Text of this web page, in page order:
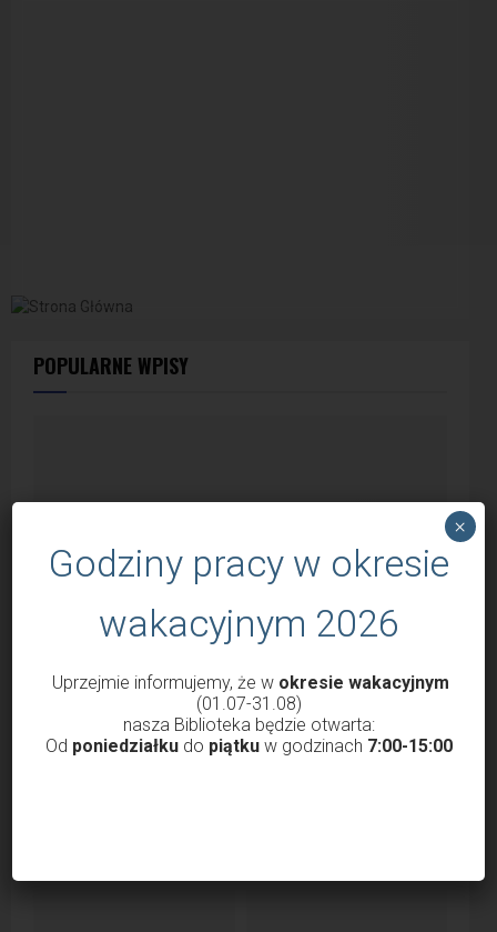
POPULARNE WPISY
Godziny otwarcia Biblioteki od 1 marca
2022
Godziny pracy w okresie
wakacyjnym 2026
Uprzejmie informujemy, że w okresie wakacyjnym
(01.07-31.08)
nasza Biblioteka będzie otwarta:
Od poniedziałkudo piątkuw godzinach 7:00-15:00
×